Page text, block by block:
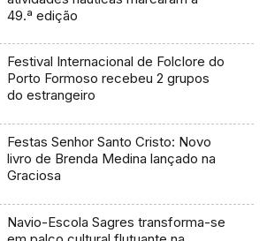
49.ª edição
Festival Internacional de Folclore do
Porto Formoso recebeu 2 grupos
do estrangeiro
Festas Senhor Santo Cristo: Novo
livro de Brenda Medina lançado na
Graciosa
Navio-Escola Sagres transforma-se